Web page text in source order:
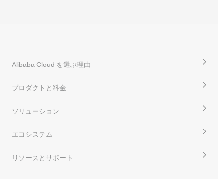
Alibaba Cloud を選ぶ理由
プロダクトと料金
ソリューション
エコシステム
リソースとサポート